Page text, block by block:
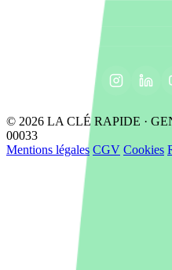
© 2026 LA CLÉ RAPIDE ·
00033
Mentions légales CGV Cookies